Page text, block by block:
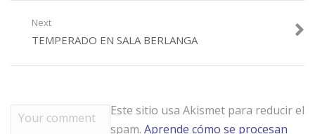
Next
TEMPERADO EN SALA BERLANGA
Este sitio usa Akismet para reducir el
spam. Aprende cómo se procesan